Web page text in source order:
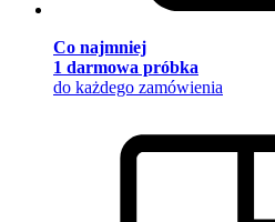
Co najmniej
1 darmowa próbka
do każdego zamówienia